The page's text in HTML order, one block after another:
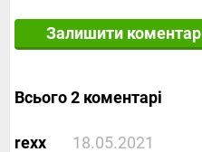
Залишити коментар
Всього 2 коментарі
rexx 18.05.2021